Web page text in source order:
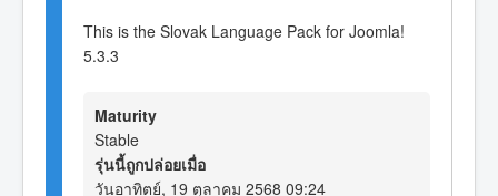
This is the Slovak Language Pack for Joomla!
5.3.3
Maturity
Stable
รุ่นนี้ถูกปล่อยเมื่อ
วันอาทิตย์, 19 ตุลาคม 2568 09:24